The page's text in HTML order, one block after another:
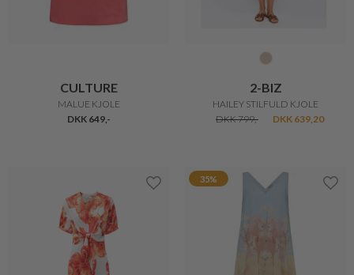
CULTURE
MALUE KJOLE
DKK 649,-
2-BIZ
HAILEY STILFULD KJOLE
DKK 799,-
DKK 639,20
35%